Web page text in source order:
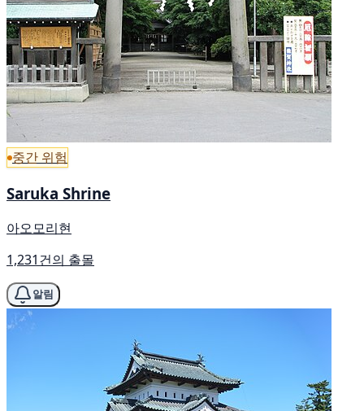
중간 위험
Saruka Shrine
아오모리현
1,231건의 출몰
알림